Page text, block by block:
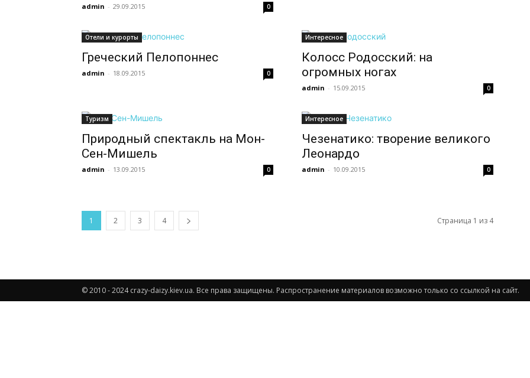
admin - 29.09.2015 0
Отели и курорты
Греческий Пелопоннес
admin - 18.09.2015 0
Интересное
Колосс Родосский: на
огромных ногах
admin - 15.09.2015 0
Туризм
Природный спектакль на Мон-
Сен-Мишель
admin - 13.09.2015 0
Интересное
Чезенатико: творение великого
Леонардо
admin - 10.09.2015 0
1 2 3 4 Страница 1 из 4
© 2010 - 2024 crazy-daizy.kiev.ua. Все права защищены. Распространение материалов возможно только со ссылкой на сайт.